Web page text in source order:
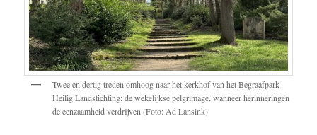
Twee en dertig treden omhoog naar het kerkhof van het Begraafpark
Heilig Landstichting: de wekelijkse pelgrimage, wanneer herinneringen
de eenzaamheid verdrijven (Foto: Ad Lansink)